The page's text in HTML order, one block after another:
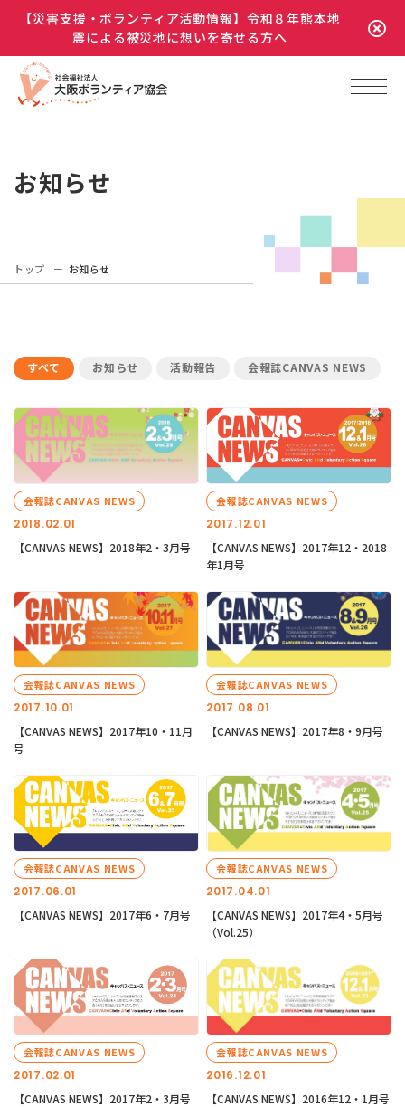
【災害支援・ボランティア活動情報】令和８年熊本地
震による被災地に想いを寄せる方へ
お知らせ
トップ お知らせ
すべて お知らせ 活動報告 会報誌CANVAS NEWS
2018.02.01
会報誌CANVAS NEWS
【CANVAS NEWS】2018年2・3月号
2017.12.01
会報誌CANVAS NEWS
【CANVAS NEWS】2017年12・2018
年1月号
2017.10.01
会報誌CANVAS NEWS
【CANVAS NEWS】2017年10・11月
号
2017.08.01
会報誌CANVAS NEWS
【CANVAS NEWS】2017年8・9月号
2017.06.01
会報誌CANVAS NEWS
【CANVAS NEWS】2017年6・7月号
2017.04.01
会報誌CANVAS NEWS
【CANVAS NEWS】2017年4・5月号
（Vol.25）
2017.02.01
会報誌CANVAS NEWS
【CANVAS NEWS】2017年2・3月号
2016.12.01
会報誌CANVAS NEWS
【CANVAS NEWS】2016年12・1月号